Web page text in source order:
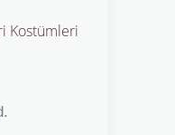
Kostümleri